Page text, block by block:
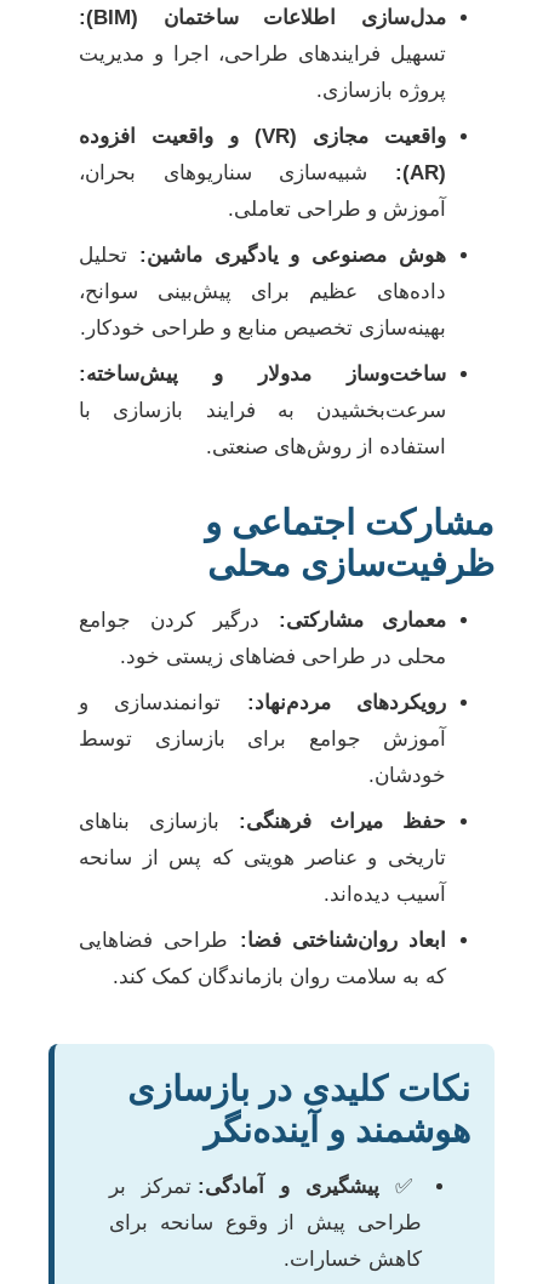
مدل‌سازی اطلاعات ساختمان (BIM):
تسهیل فرایندهای طراحی، اجرا و مدیریت
پروژه بازسازی.
واقعیت مجازی (VR) و واقعیت افزوده
(AR):
شبیه‌سازی سناریوهای بحران،
آموزش و طراحی تعاملی.
هوش مصنوعی و یادگیری ماشین: تحلیل
داده‌های عظیم برای پیش‌بینی سوانح،
بهینه‌سازی تخصیص منابع و طراحی خودکار.
ساخت‌وساز مدولار و پیش‌ساخته:
سرعت‌بخشیدن به فرایند بازسازی با
استفاده از روش‌های صنعتی.
مشارکت اجتماعی و
ظرفیت‌سازی محلی
معماری مشارکتی: درگیر کردن جوامع
محلی در طراحی فضاهای زیستی خود.
رویکردهای مردم‌نهاد: توانمندسازی و
آموزش جوامع برای بازسازی توسط
خودشان.
حفظ میراث فرهنگی: بازسازی بناهای
تاریخی و عناصر هویتی که پس از سانحه
آسیب دیده‌اند.
ابعاد روان‌شناختی فضا: طراحی فضاهایی
که به سلامت روان بازماندگان کمک کند.
نکات کلیدی در بازسازی
هوشمند و آینده‌نگر
✅ پیشگیری و آمادگی: تمرکز بر
طراحی پیش از وقوع سانحه برای
کاهش خسارات.